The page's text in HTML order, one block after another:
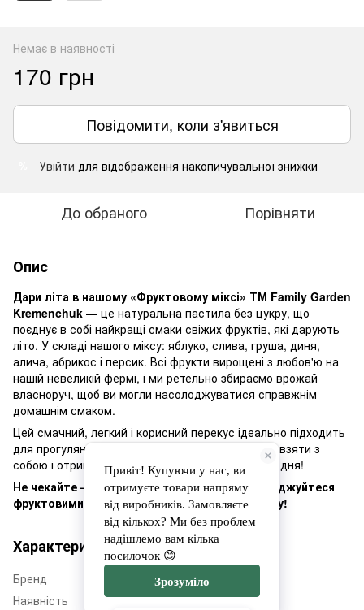
Немає в наявності
170 грн
Повідомити, коли з'явиться
Увійти для відображення накопичувальної знижки
До обраного Порівняти
Опис
Дари літа в нашому «Фруктовому міксі» ТМ Family Garden
Kremenchuk — це натуральна пастила без цукру, що
поєднує в собі найкращі смаки свіжих фруктів, які дарують
літо. У складі нашого міксу: яблуко, слива, груша, диня,
алича, абрикос і персик. Всі фрукти вирощені з любов'ю на
нашій невеликій фермі, і ми ретельно збираємо врожай
власноруч, щоб ви могли насолоджуватися справжнім
домашнім смаком.
Цей смачний, легкий і корисний перекус ідеально підходить
для прогулянок, подорожей чи навчання. Легко взяти з
собою і отримати заряд енергії в будь-який час дня!
Не чекайте — замовляйте вже зараз і насолоджуйтеся
фруктовими дарами літа у кожному шматочку!
Характеристики
Бренд
Family Garden Kremenchuk
Наявність
Немає в наявності